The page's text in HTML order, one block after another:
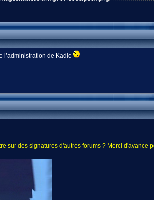
l’administration de Kadic
sur des signatures d'autres forums ? Merci d'avance